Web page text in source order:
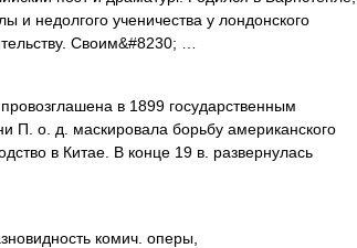
недолгого ученичества у лондонского
Своим&#8230; …
в 1899 государственным
П. о. д. маскировала борьбу американского
в Китае. В конце 19 в. развернулась
комич. оперы,